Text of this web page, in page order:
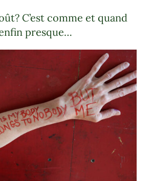
C’est comme et quand
presque…